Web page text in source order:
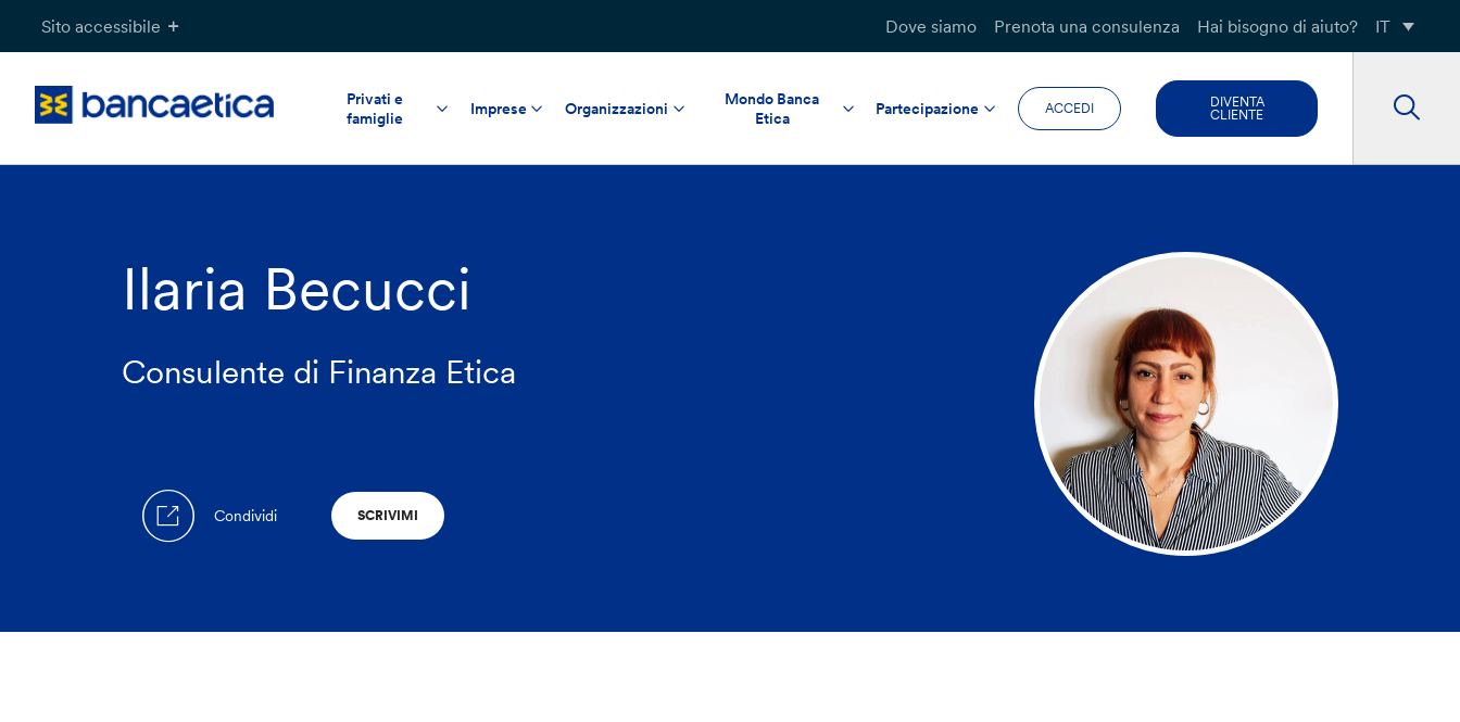
Sito accessibile Dove siamo Prenota una consulenza Hai bisogno di aiuto? IT
Privati e
famiglie
Imprese Organizzazioni
Mondo Banca
Etica
Partecipazione ACCEDI
DIVENTA
CLIENTE
Ilaria Becucci
Consulente di Finanza Etica
Condividi SCRIVIMI